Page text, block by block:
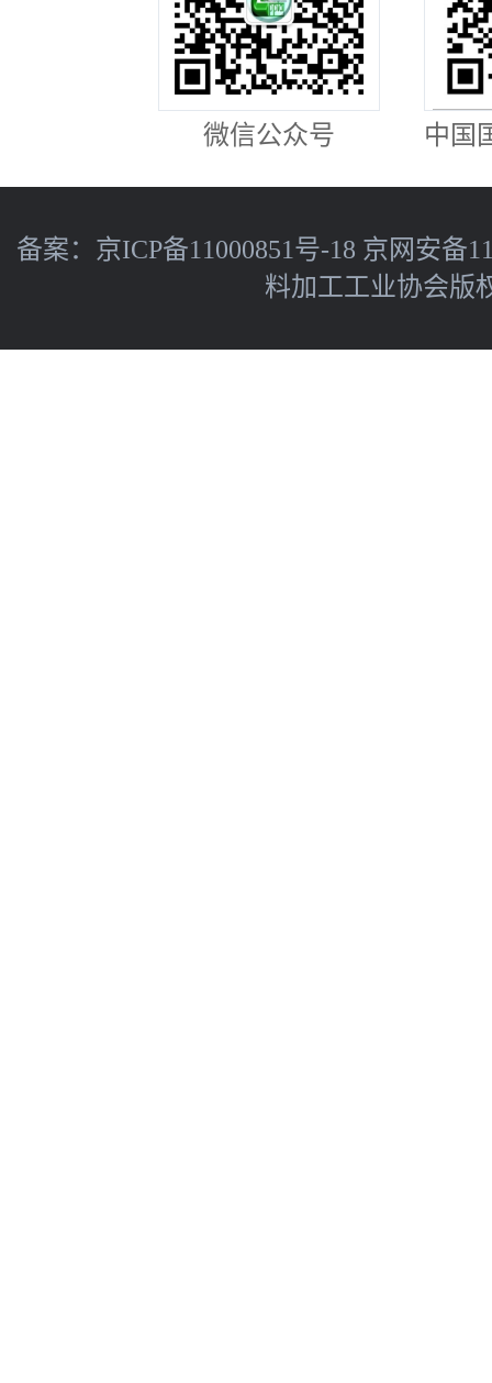
微信公众号 中国
备案： 京ICP备11000851号-18 京网安备
料加工工业协会版